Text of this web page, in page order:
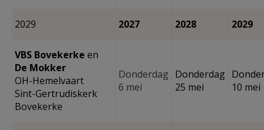
2029 2027 2028 2029
VBS Bovekerke en
De Mokker
OH-Hemelvaart
Sint-Gertrudiskerk
Bovekerke
Donderdag
6 mei
Donderdag
25 mei
10 mei